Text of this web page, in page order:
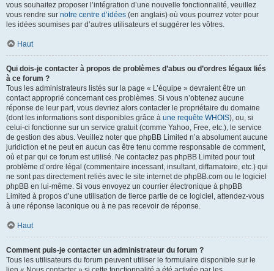
vous souhaitez proposer l’intégration d’une nouvelle fonctionnalité, veuillez
vous rendre sur notre centre d’idées (en anglais) où vous pourrez voter pour
les idées soumises par d’autres utilisateurs et suggérer les vôtres.
Haut
Qui dois-je contacter à propos de problèmes d’abus ou d’ordres légaux liés
à ce forum ?
Tous les administrateurs listés sur la page « L’équipe » devraient être un
contact approprié concernant ces problèmes. Si vous n’obtenez aucune
réponse de leur part, vous devriez alors contacter le propriétaire du domaine
(dont les informations sont disponibles grâce à une requête WHOIS), ou, si
celui-ci fonctionne sur un service gratuit (comme Yahoo, Free, etc.), le service
de gestion des abus. Veuillez noter que phpBB Limited n’a absolument aucune
juridiction et ne peut en aucun cas être tenu comme responsable de comment,
où et par qui ce forum est utilisé. Ne contactez pas phpBB Limited pour tout
problème d’ordre légal (commentaire incessant, insultant, diffamatoire, etc.) qui
ne sont pas directement reliés avec le site internet de phpBB.com ou le logiciel
phpBB en lui-même. Si vous envoyez un courrier électronique à phpBB
Limited à propos d’une utilisation de tierce partie de ce logiciel, attendez-vous
à une réponse laconique ou à ne pas recevoir de réponse.
Haut
Comment puis-je contacter un administrateur du forum ?
Tous les utilisateurs du forum peuvent utiliser le formulaire disponible sur le